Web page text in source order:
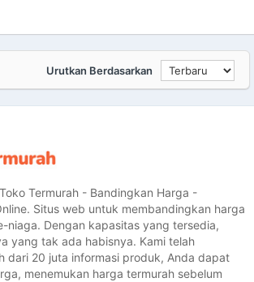
Urutkan Berdasarkan
Termurah - Bandingkan Harga -
Situs web untuk membandingkan harga
niaga. Dengan kapasitas yang tersedia,
yang tak ada habisnya. Kami telah
dari 20 juta informasi produk, Anda dapat
menemukan harga termurah sebelum